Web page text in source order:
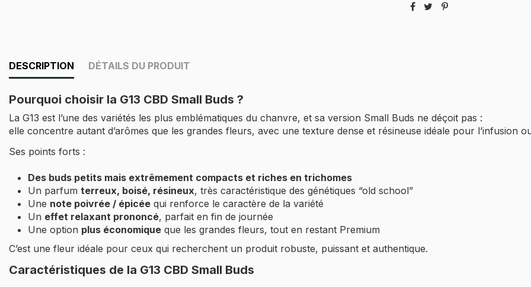
DESCRIPTION DÉTAILS DU PRODUIT
Pourquoi choisir la G13 CBD Small Buds ?
La G13 est l’une des variétés les plus emblématiques du chanvre, et sa version Small Buds ne déçoit pas :
elle concentre autant d’arômes que les grandes fleurs, avec une texture dense et résineuse idéale pour l’infusion
Ses points forts :
Des buds petits mais extrêmement compacts et riches en trichomes
Un parfum terreux, boisé, résineux, très caractéristique des génétiques “old school”
Une note poivrée / épicée qui renforce le caractère de la variété
Un effet relaxant prononcé, parfait en fin de journée
Une option plus économique que les grandes fleurs, tout en restant Premium
C’est une fleur idéale pour ceux qui recherchent un produit robuste, puissant et authentique.
Caractéristiques de la G13 CBD Small Buds